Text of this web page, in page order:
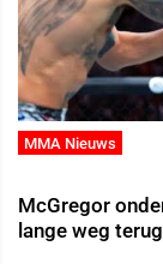
MMA Nieuws
McGregor
lange weg terug